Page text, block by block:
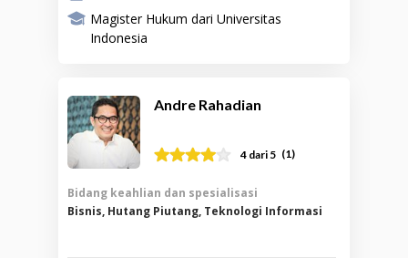
Magister Hukum dari Universitas
Indonesia
Andre Rahadian
4 dari 5 (1)
Bidang keahlian dan spesialisasi
Bisnis, Hutang Piutang, Teknologi Informasi